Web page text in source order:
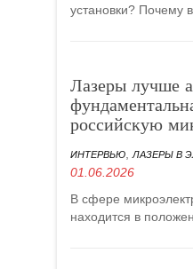
установки? Почему
Лазеры лучше
российскую
ИНТЕРВЬЮ ЛАЗЕРЫ В
01.06.2026
В сфере
находится в